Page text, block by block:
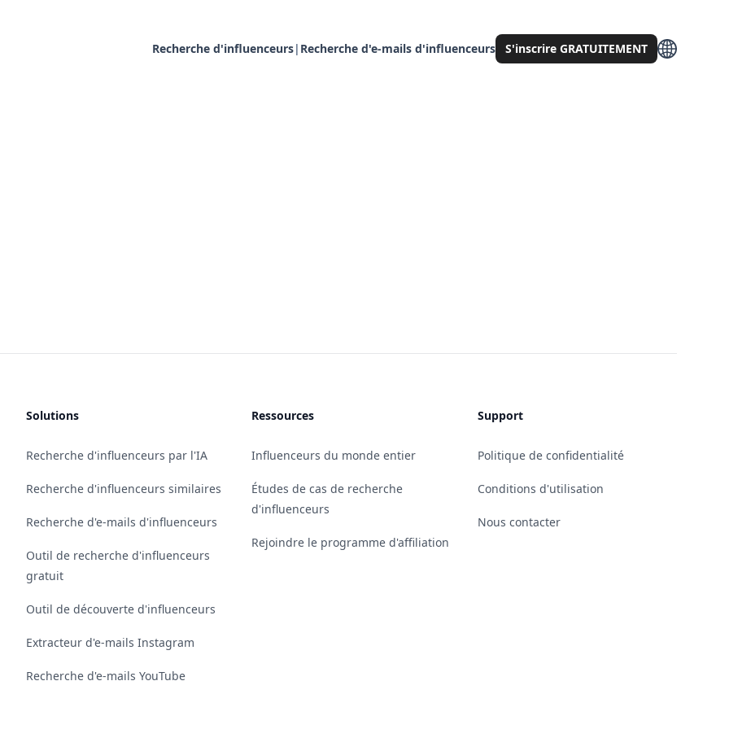
Recherche d'influenceurs| Recherche d'e-mails d'influenceurs S'inscrire GRATUITEMENT
Solutions
Recherche d'influenceurs par l'IA
Recherche d'influenceurs similaires
Recherche d'e-mails d'influenceurs
Outil de recherche d'influenceurs
gratuit
Outil de découverte d'influenceurs
Extracteur d'e-mails Instagram
Recherche d'e-mails YouTube
Ressources
Influenceurs du monde entier
Études de cas de recherche
d'influenceurs
Rejoindre le programme d'affiliation
Support
Politique de confidentialité
Conditions d'utilisation
Nous contacter